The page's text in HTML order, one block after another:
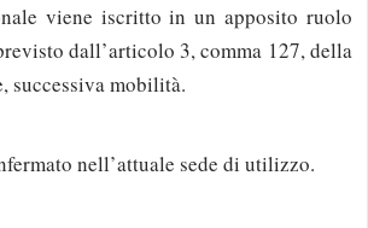
viene iscritto in un apposito ruolo
dall’articolo 3, comma 127, della
successiva mobilità.
nell’attuale sede di utilizzo.